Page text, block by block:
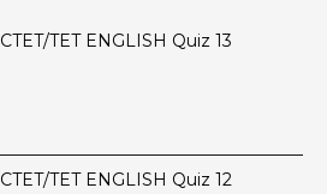
CTET/TET ENGLISH Quiz 13
CTET/TET ENGLISH Quiz 12